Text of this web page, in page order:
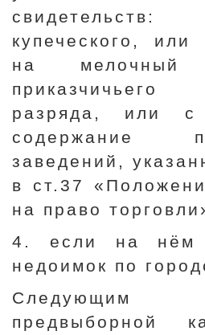
свидетельств:
купеческого, или
на
приказчичьего
разряда, или с
содержание
заведений,
в ст.37
на право
4. если на нём
недоимок по
предвыборной